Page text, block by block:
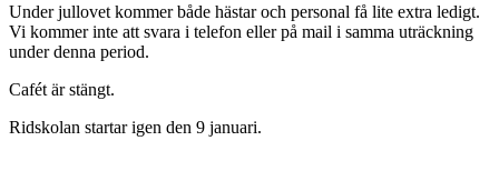
Under jullovet kommer både hästar och personal få lite extra ledigt.
Vi kommer inte att svara i telefon eller på mail i samma uträckning
under denna period.
Cafét är stängt.
Ridskolan startar igen den 9 januari.